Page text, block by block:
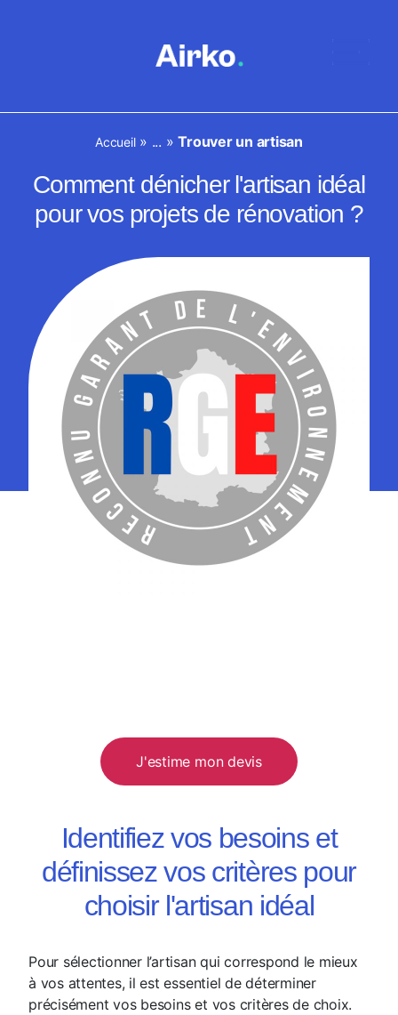
Accueil» ... »Trouver un artisan
Comment dénicher l'artisan idéal
pour vos projets de rénovation ?
J'estime mon devis
Identifiez vos besoins et
définissez vos critères pour
choisir l'artisan idéal
Pour sélectionner l’artisan qui correspond le mieux
à vos attentes, il est essentiel de déterminer
précisément vos besoins et vos critères de choix.